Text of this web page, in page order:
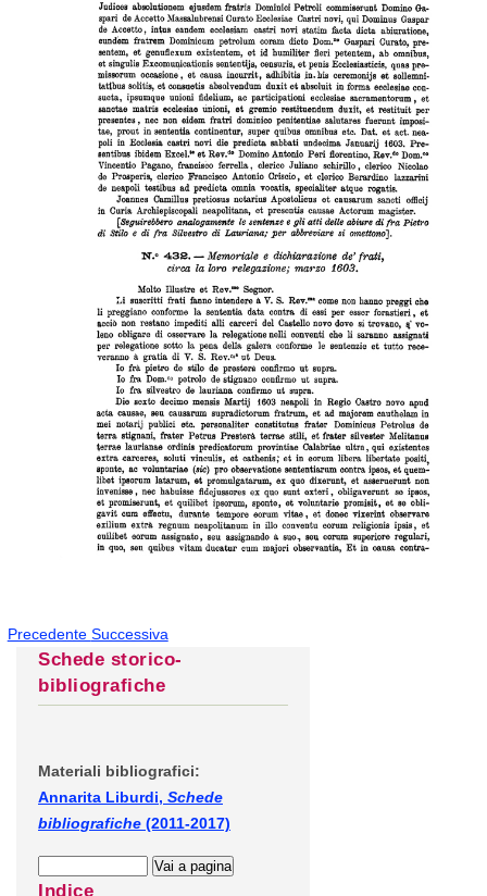
Precedente Successiva
Schede storico-
bibliografiche
Materiali bibliografici:
Annarita Liburdi, Schede
bibliografiche (2011-2017)
Indice